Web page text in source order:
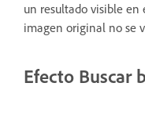
un resultado visible en
imagen original no se
Efecto Buscar